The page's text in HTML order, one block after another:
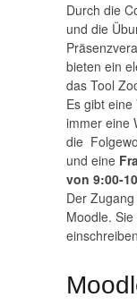
Durch die
und die
bieten ein
das Tool
Es gibt
immer eine
die
und eine
von 9:00-
Der
Moodle.